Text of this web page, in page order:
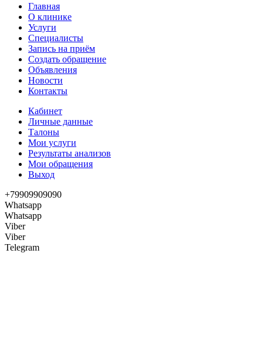
Главная
О клинике
Услуги
Специалисты
Запись на приём
Создать обращение
Объявления
Новости
Контакты
Кабинет
Личные данные
Талоны
Мои услуги
Результаты анализов
Мои обращения
Выход
+79909909090
Whatsapp
Whatsapp
Viber
Viber
Telegram